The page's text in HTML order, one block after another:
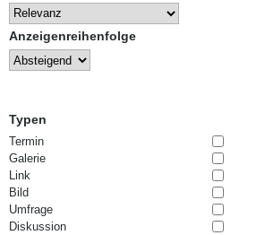
Anzeigenreihenfolge
Typen
Termin
Galerie
Link
Bild
Umfrage
Diskussion